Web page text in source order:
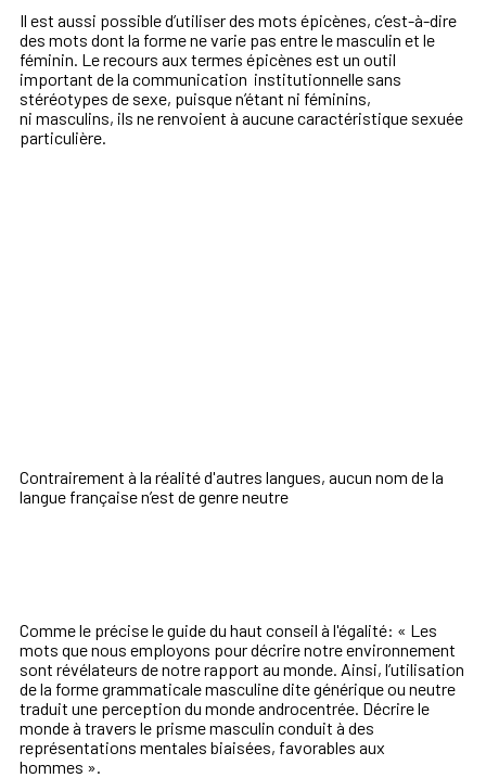
Il est aussi possible d’utiliser des mots épicènes, c’est-à-dire
des mots dont la forme ne varie pas entre le masculin et le
féminin. Le recours aux termes épicènes est un outil
important de la communication institutionnelle sans
stéréotypes de sexe, puisque n’étant ni féminins,
ni masculins, ils ne renvoient à aucunecaractéristique sexuée
particulière.
Contrairement à la réalité d'autres langues, aucun nom de la
langue françaisen’est de genre neutre
Comme le précise le guide du haut conseil à l'égalité: « Les
mots que nous employons pour décrire notre environnement
sont révélateurs de notre rapport au monde. Ainsi, l’utilisation
de la formegrammaticale masculine dite générique ou neutre
traduit une perception du monde androcentrée. Décrire le
monde à travers le prisme masculin conduit à des
représentations mentales biaisées, favorables aux
hommes ».